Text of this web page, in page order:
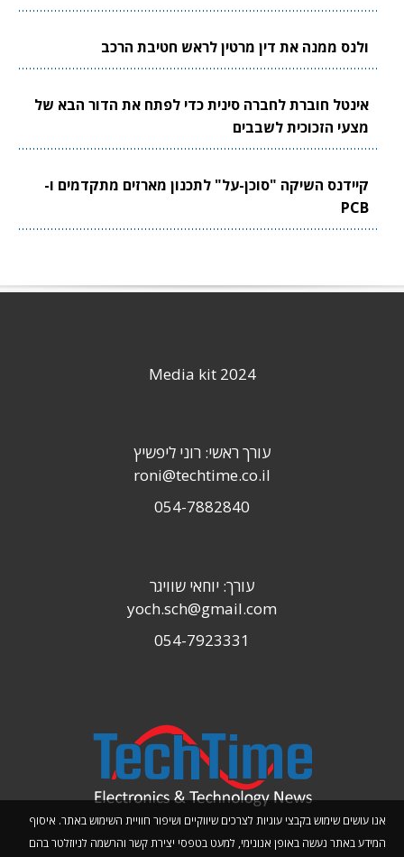
ולנס ממנה את דין מרטין לראש חטיבת הרכב
אינטל חוברת לחברה סינית כדי לפתח את הדור הבא של
מצעי הזכוכית לשבבים
קיידנס השיקה "סוכן-על" לתכנון מארזים מתקדמים ו-
PCB
אנו עושים שימוש בקבצי עוגיות לצרכים שיווקיים ושיפור חוויית השימוש באתר. איסוף
המידע באתר נעשה באופן אנונימי, למעט בטפסי יצירת קשר והרשמה לניוזלטר בהם
Media kit 2024
עורך ראשי: רוני ליפשיץ
roni@techtime.co.il
054-7882840
עורך: יוחאי שוויגר
yoch.sch@gmail.com
054-7923331